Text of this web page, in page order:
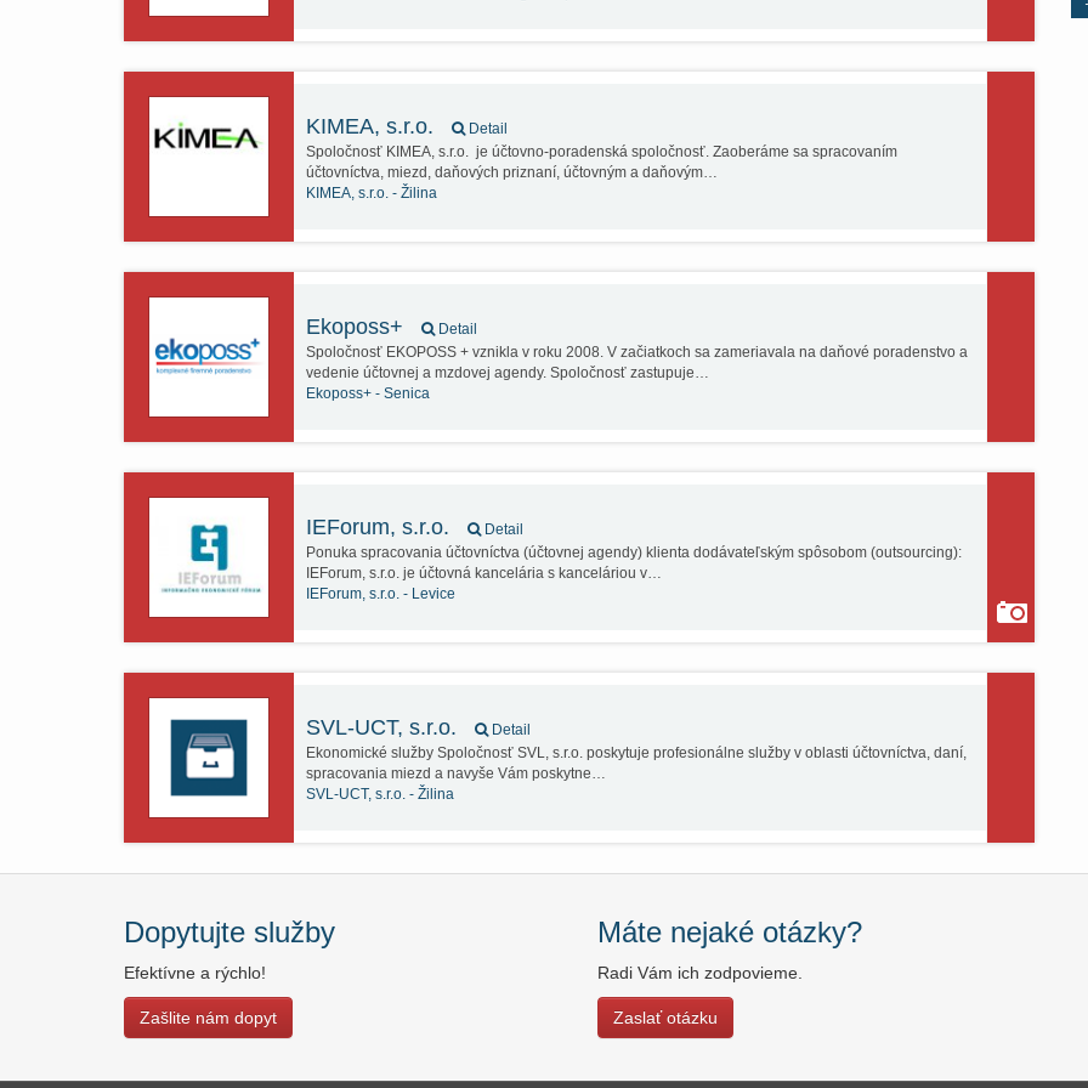
KIMEA, s.r.o.
Detail
Spoločnosť KIMEA, s.r.o. je účtovno-poradenská spoločnosť. Zaoberáme sa spracovaním
účtovníctva, miezd, daňových priznaní, účtovným a daňovým…
KIMEA, s.r.o. - Žilina
Ekoposs+
Detail
Spoločnosť EKOPOSS + vznikla v roku 2008. V začiatkoch sa zameriavala na daňové poradenstvo a
vedenie účtovnej a mzdovej agendy. Spoločnosť zastupuje…
Ekoposs+ - Senica
IEForum, s.r.o.
Detail
Ponuka spracovania účtovníctva (účtovnej agendy) klienta dodávateľským spôsobom (outsourcing):
IEForum, s.r.o. je účtovná kancelária s kanceláriou v…
IEForum, s.r.o. - Levice
SVL-UCT, s.r.o.
Detail
Ekonomické služby Spoločnosť SVL, s.r.o. poskytuje profesionálne služby v oblasti účtovníctva, daní,
spracovania miezd a navyše Vám poskytne…
SVL-UCT, s.r.o. - Žilina
Dopytujte služby
Efektívne a rýchlo!
Zašlite nám dopyt
Máte nejaké otázky?
Radi Vám ich zodpovieme.
Zaslať otázku